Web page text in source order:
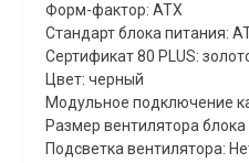
Форм-фактор: ATX
Стандарт блока питания:
Сертификат 80 PLUS:
Цвет: черный
Модульное подключение
Размер вентилятора
Подсветка вентилятора: